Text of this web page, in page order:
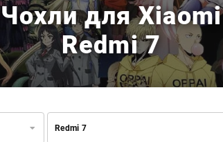
Чохли для Xiaomi
Redmi 7
Redmi 7